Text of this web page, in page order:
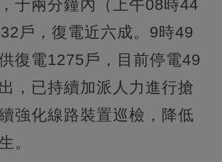
于兩分鐘內（上午08時44
戶，復電近六成。9時49
復電1275戶，目前停電49
，已持續加派人力進行搶
強化線路裝置巡檢，降低
。